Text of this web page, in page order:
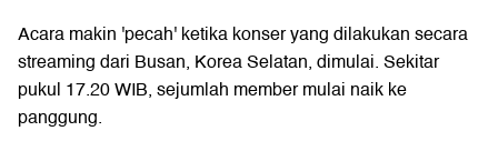
Acara makin 'pecah' ketika konser yang dilakukan secara
streaming dari Busan, Korea Selatan, dimulai. Sekitar
pukul 17.20 WIB, sejumlah member mulai naik ke
panggung.